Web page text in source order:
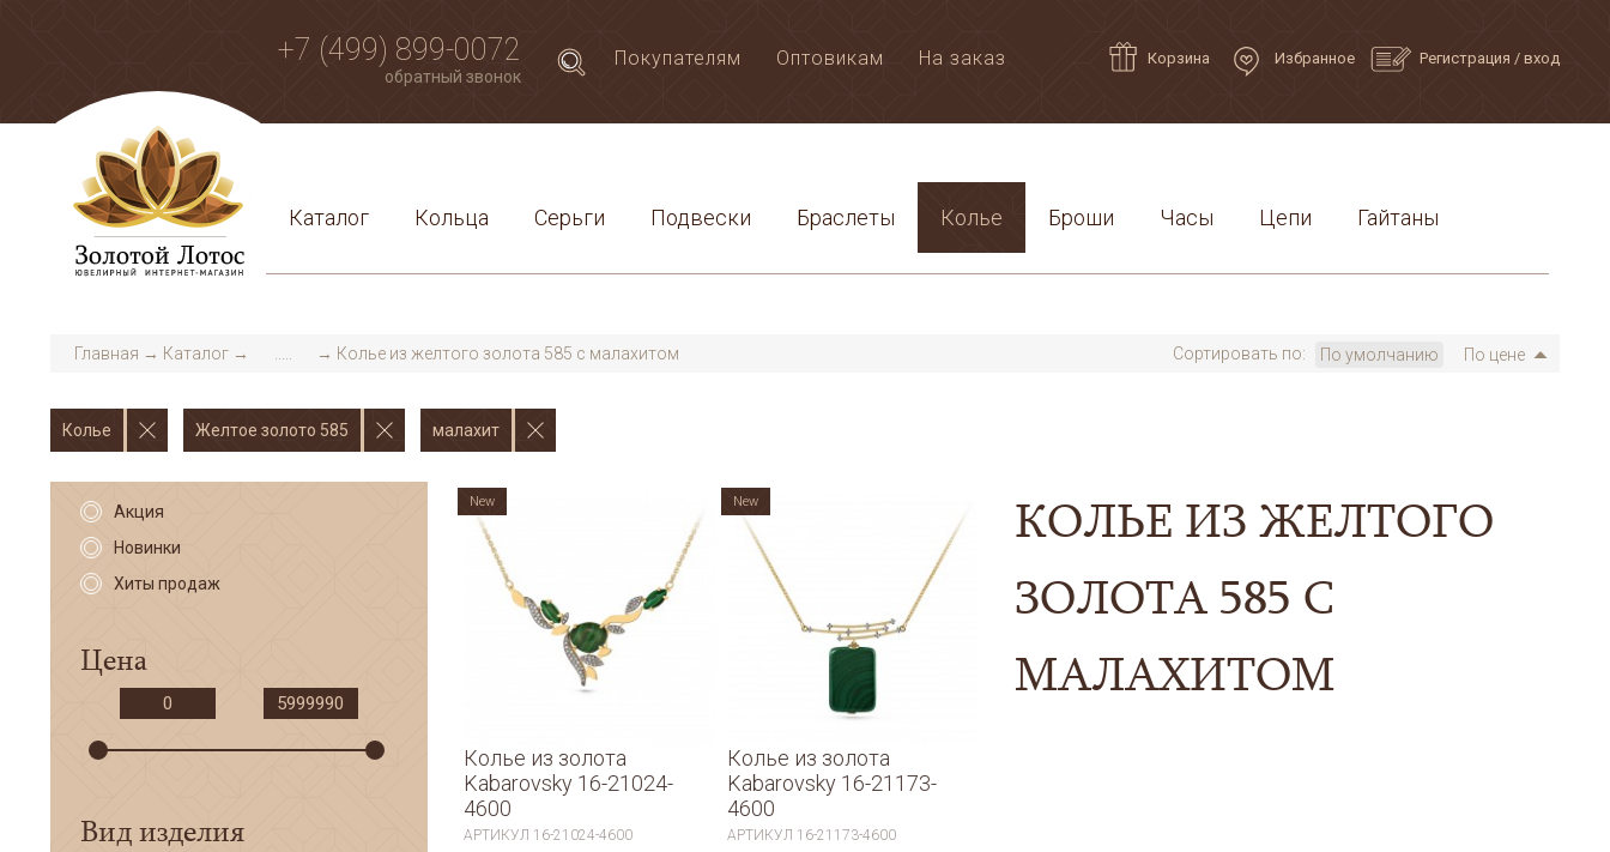
+7 (499) 899-0072
обратный звонок
Покупателям Оптовикам На заказ Корзина Избранное Регистрация / вход
Каталог Кольца Серьги Подвески Браслеты Колье Броши Часы Цепи Гайтаны
Главная → Каталог → → Колье из желтого золота 585 с малахитом Сортировать по: По умолчанию По цене
Колье Желтое золото 585 малахит
Акция
Новинки
Хиты продаж
Цена
Вид изделия
КОЛЬЕ ИЗ ЖЕЛТОГО
ЗОЛОТА 585 С
МАЛАХИТОМ
Колье из золота
Kabarovsky 16-21024-
4600
АРТИКУЛ 16-21024-4600
New
Колье из золота
Kabarovsky 16-21173-
4600
АРТИКУЛ 16-21173-4600
New